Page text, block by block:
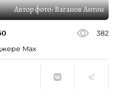
Автор фото:Ваганов Антон
382
Max